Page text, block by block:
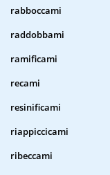
rabboccami
raddobbami
ramificami
recami
resinificami
riappiccicami
ribeccami